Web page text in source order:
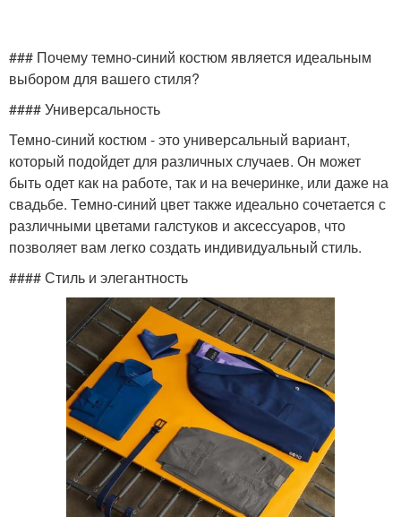
### Почему темно-синий костюм является идеальным
выбором для вашего стиля?
#### Универсальность
Темно-синий костюм - это универсальный вариант,
который подойдет для различных случаев. Он может
быть одет как на работе, так и на вечеринке, или даже на
свадьбе. Темно-синий цвет также идеально сочетается с
различными цветами галстуков и аксессуаров, что
позволяет вам легко создать индивидуальный стиль.
#### Стиль и элегантность